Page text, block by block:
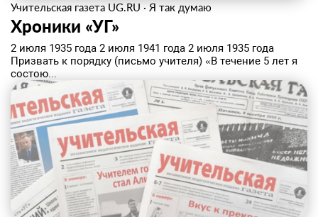
Учительская газета UG.RU · Я так думаю
Хроники «УГ»
2 июля 1935 года 2 июля 1941 года 2 июля 1935 года
Призвать к порядку (письмо учителя) «В течение 5 лет я
состою...